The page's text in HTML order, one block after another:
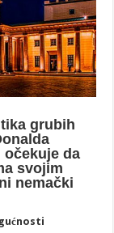
grubih
očekuje da
svojim
nemački